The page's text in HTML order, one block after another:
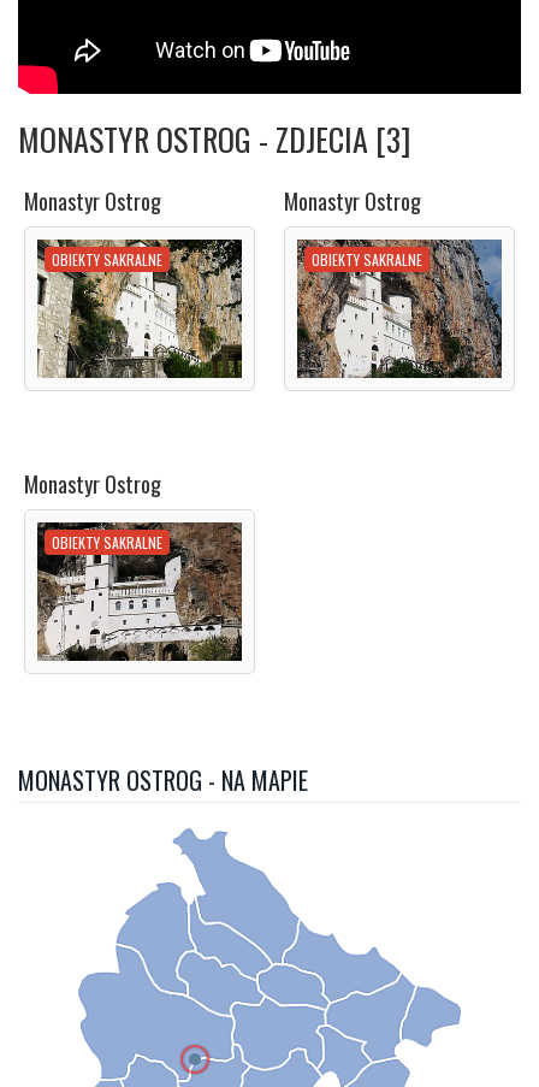
MONASTYR OSTROG - ZDJECIA [3]
Monastyr Ostrog
OBIEKTY SAKRALNE
Monastyr Ostrog
OBIEKTY SAKRALNE
Monastyr Ostrog
OBIEKTY SAKRALNE
MONASTYR OSTROG - NA MAPIE